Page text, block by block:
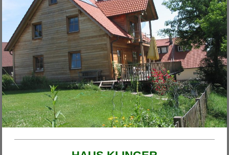
Unsere Projekte
2026
Haus am Ende der Rosengasse
Anbau Michl
Anbau Handfest
Haus Wirth - Großkinsky